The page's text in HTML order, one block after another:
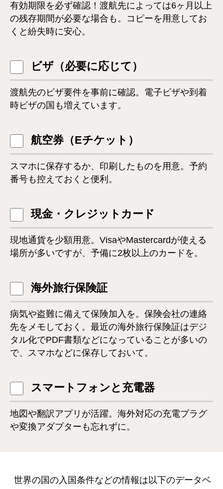
有効期限を必ず確認！渡航先によっては6ヶ月以上
の残存期間が必要な場合も。コピーを用意してお
くと紛失時に安心。
ビザ（必要に応じて）
渡航先のビザ要件を事前に確認。電子ビザや到着
時ビザの国も増えています。
航空券（Eチケット）
スマホに保存するか、印刷したものを用意。予約
番号も控えておくと便利。
現金・クレジットカード
現地通貨を少額用意。VisaやMastercardが使える
場所が多いですが、予備に2枚以上のカードを。
海外旅行保険証
病気や盗難に備えて保険加入を。保険会社の連絡
先をメモしておく。最近の海外旅行保険証はデジ
タル化でPDF書類などになっていることが多いの
で、スマホなどに保存しておいて。
スマートフォンと充電器
地図や翻訳アプリが活躍。海外対応の充電プラグ
や変換アダプターも忘れずに。
世界の国の入国条件などの情報は以下のデータベ